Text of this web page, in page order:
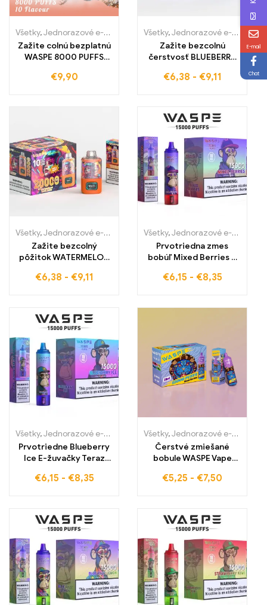
Všetky,Jednorazové e-cigaretky
Jednorazové e-cigarety
Zažite colnú bezplatnú
WASPE 8000 PUFFS
osvieženie v čistom, za
€9,90
Všetky,Jednorazové e-cigaretky
Zažite bezcolnú
čerstvosť BLUEBERRY
Chuťový zážitok z
€6,38 - €9,11
Všetky,Jednorazové e-cigaretky
Jednorazové e-cigarety
Zažite bezcolný
pôžitok WATERMELON
Očarujúca kombinácia
PUFFS Dual Mesh
€6,38 - €9,11
Všetky,Jednorazové e-cigaretky
Prvotriedna zmes
bobúľ Mixed Berries –
veľkoobchod s
€6,15 - €8,35
Všetky,Jednorazové e-cigaretky
Jednorazové e-cigarety
Prvotriedne Blueberry
Ice E-žuvačky Teraz
dostupné dokonalá
sviežosti WASPE 15000
POTIAHNUTÍ
€6,15 - €8,35
Všetky,Jednorazové e-cigaretky
Čerstvé zmiešané
bobule WASPE Vape
Chladné LED svetlá
€5,25 - €7,50
E-mail
Chat